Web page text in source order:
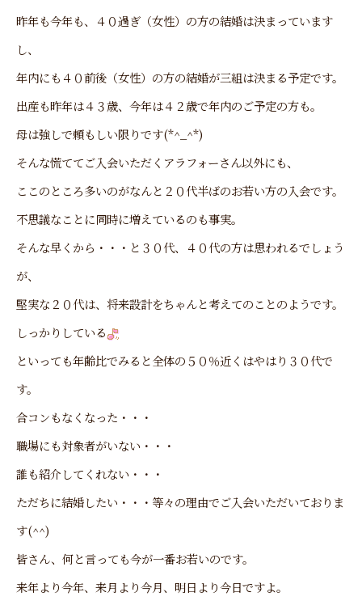
昨年も今年も、４０過ぎ（女性）の方の結婚は決まっています
し、
年内にも４０前後（女性）の方の結婚が三組は決まる予定です。
出産も昨年は４３歳、今年は４２歳で年内のご予定の方も。
母は強しで頼もしい限りです(*^_^*)
そんな慌ててご入会いただくアラフォーさん以外にも、
ここのところ多いのがなんと２０代半ばのお若い方の入会です。
不思議なことに同時に増えているのも事実。
そんな早くから・・・と３０代、４０代の方は思われるでしょう
が、
堅実な２０代は、将来設計をちゃんと考えてのことのようです。
しっかりしている
といっても年齢比でみると全体の５０％近くはやはり３０代で
す。
合コンもなくなった・・・
職場にも対象者がいない・・・
誰も紹介してくれない・・・
ただちに結婚したい・・・等々の理由でご入会いただいておりま
す(^^)
皆さん、何と言っても今が一番お若いのです。
来年より今年、来月より今月、明日より今日ですよ。